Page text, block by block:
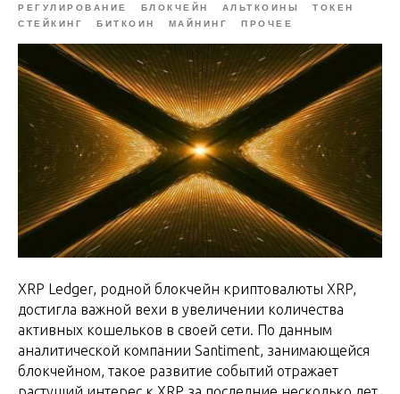
РЕГУЛИРОВАНИЕ БЛОКЧЕЙН АЛЬТКОИНЫ
ТОКЕН
СТЕЙКИНГ
БИТКОИН МАЙНИНГ ПРОЧЕЕ
XRP Ledger, родной блокчейн криптовалюты XRP,
достигла важной вехи в увеличении количества
активных кошельков в своей сети. По данным
аналитической компании Santiment, занимающейся
блокчейном, такое развитие событий отражает